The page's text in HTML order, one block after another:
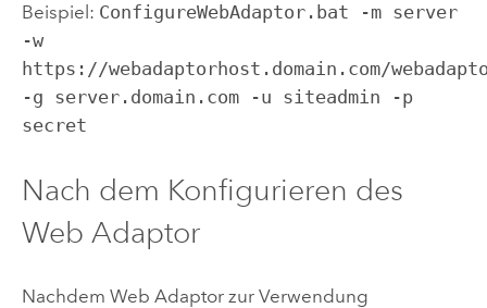
Beispiel: ConfigureWebAdaptor.bat -m server
-w
https://webadaptorhost.domain.com/
-g server.domain.com -u siteadmin -p
secret
Nach dem Konfigurieren des
Web Adaptor
Nachdem Web Adaptor zur Verwendung